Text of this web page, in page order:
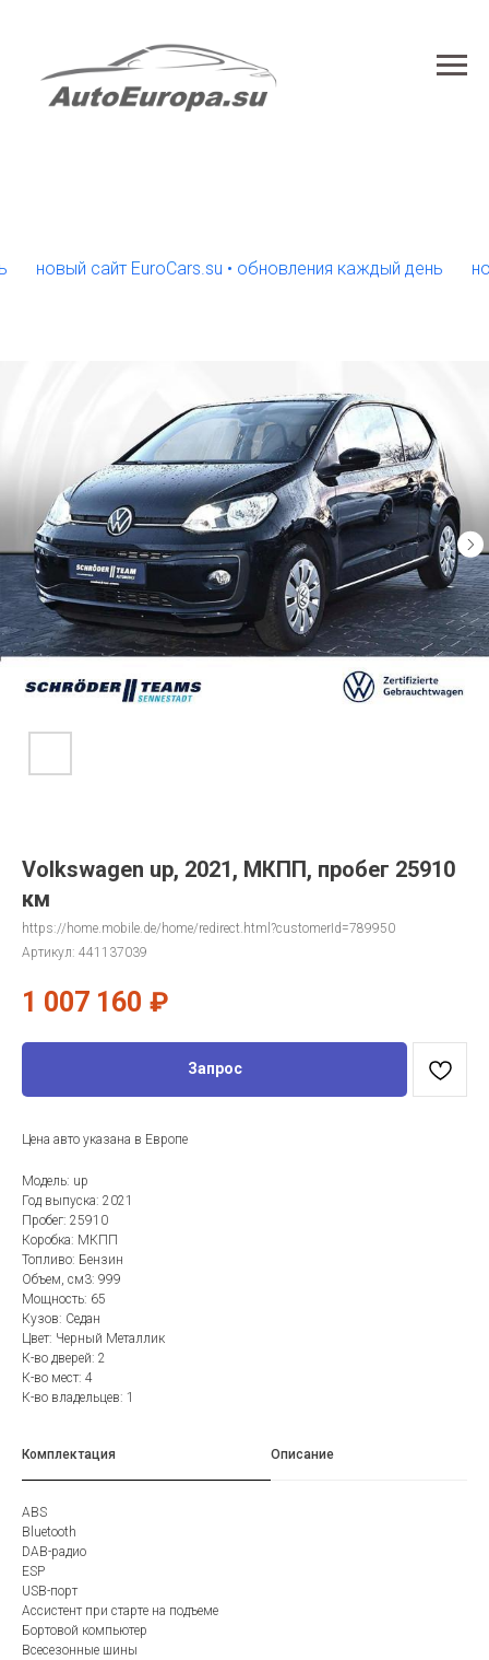
сайт EuroCars.su • обновления каждый день новый
Volkswagen up, 2021, МКПП, пробег 25910
км
https://home.mobile.de/home/redirect.html?customerId=789950
Артикул: 441137039
1 007 160 ₽
Запрос
Цена авто указана в Европе
Модель: up
Год выпуска: 2021
Пробег: 25910
Коробка: МКПП
Топливо: Бензин
Объем, см3: 999
Мощность: 65
Кузов: Седан
Цвет: Черный Металлик
К-во дверей: 2
К-во мест: 4
К-во владельцев: 1
Комплектация Описание
ABS
Bluetooth
DAB-радио
ESP
USB-порт
Ассистент при старте на подъеме
Бортовой компьютер
Всесезонные шины